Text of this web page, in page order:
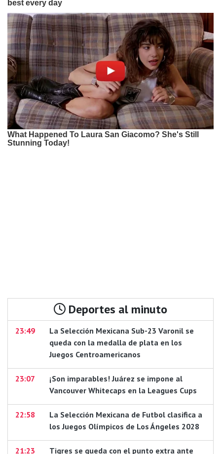
Deportes al minuto
23:49
La Selección Mexicana Sub-23 Varonil se
queda con la medalla de plata en los
Juegos Centroamericanos
23:07
¡Son imparables! Juárez se impone al
Vancouver Whitecaps en la Leagues Cups
22:58
La Selección Mexicana de Futbol clasifica a
los Juegos Olímpicos de Los Ángeles 2028
21:23 Tigres se queda con el punto extra ante